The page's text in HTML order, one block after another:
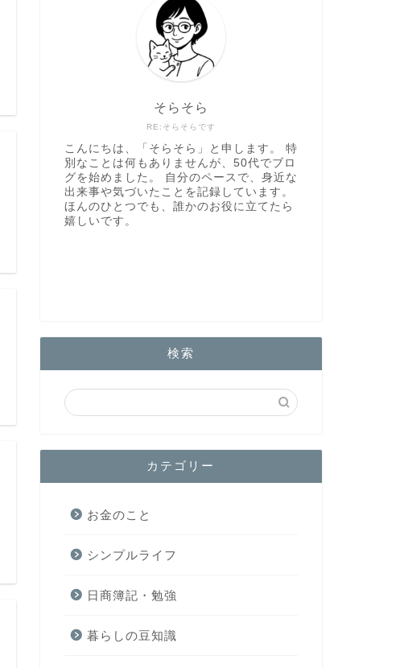
RE:そらそらです
そらそら
こんにちは、「そらそら」と申します。 特
別なことは何もありませんが、50代でブロ
グを始めました。 自分のペースで、身近な
出来事や気づいたことを記録しています。
ほんのひとつでも、誰かのお役に立てたら
嬉しいです。
検索
カテゴリー
お金のこと
シンプルライフ
日商簿記・勉強
暮らしの豆知識